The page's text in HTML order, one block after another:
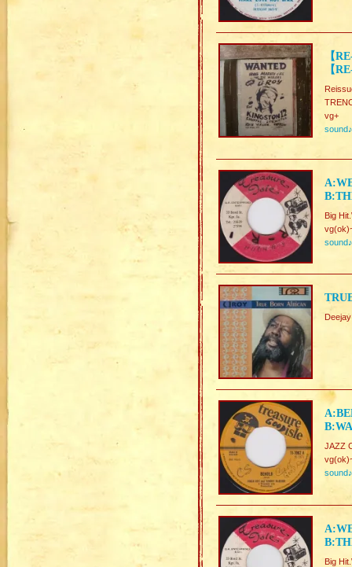
【
【
vg+
sound♪
Big
sound♪
JAZZ
sound♪
Big